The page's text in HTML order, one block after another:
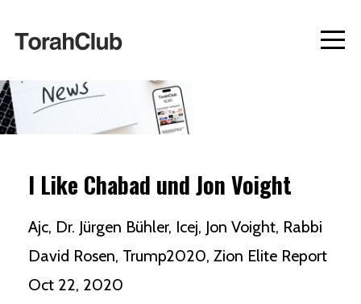
I Like Chabad und Jon Voight
Ajc Dr. Jürgen Bühler Icej Jon Voight Rabbi
David Rosen Trump2020 Zion Elite Report
Oct 22, 2020